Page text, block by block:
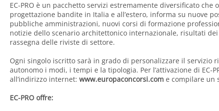
EC-PRO è un pacchetto servizi estremamente diversificato che
progettazione bandite in Italia e all’estero, informa su nuove
pubbliche amministrazioni, nuovi corsi di formazione
notizie dello scenario architettonico internazionale, risultati
rassegna delle riviste di settore.
Ogni singolo iscritto sarà in grado di personalizzare il servizio
autonomo i modi, i tempi e la tipologia. Per l’attivazione di EC-
all’indirizzo internet: www.europaconcorsi.com e compilare un
EC-PRO offre: